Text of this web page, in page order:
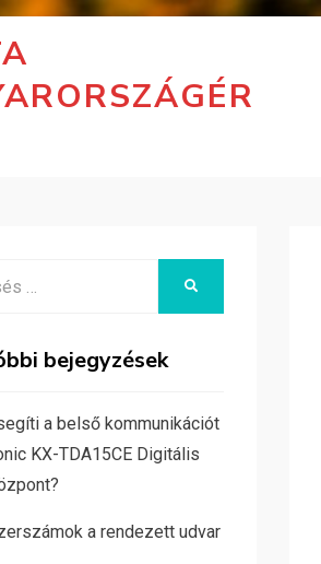
bejegyzések
a belső kommunikációt
KX-TDA15CE Digitális
a rendezett udvar